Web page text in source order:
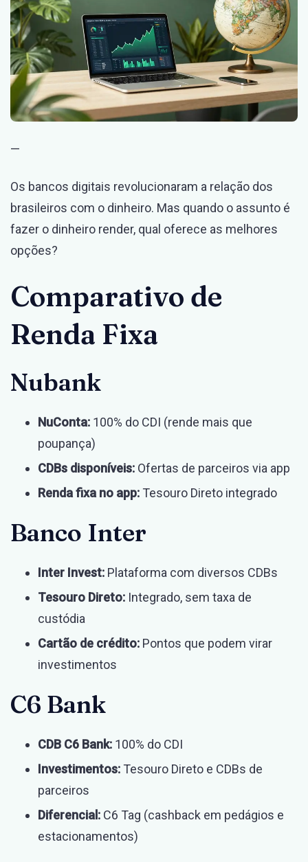
Mais?
—
Os bancos digitais revolucionaram a relação dos
brasileiros com o dinheiro. Mas quando o assunto é
fazer o dinheiro render, qual oferece as melhores
opções?
Comparativo de
Renda Fixa
Nubank
NuConta: 100% do CDI (rende mais que
poupança)
CDBs disponíveis: Ofertas de parceiros via app
Renda fixa no app: Tesouro Direto integrado
Banco Inter
Inter Invest: Plataforma com diversos CDBs
Tesouro Direto: Integrado, sem taxa de
custódia
Cartão de crédito: Pontos que podem virar
investimentos
C6 Bank
CDB C6 Bank: 100% do CDI
Investimentos: Tesouro Direto e CDBs de
parceiros
Diferencial: C6 Tag (cashback em pedágios e
estacionamentos)